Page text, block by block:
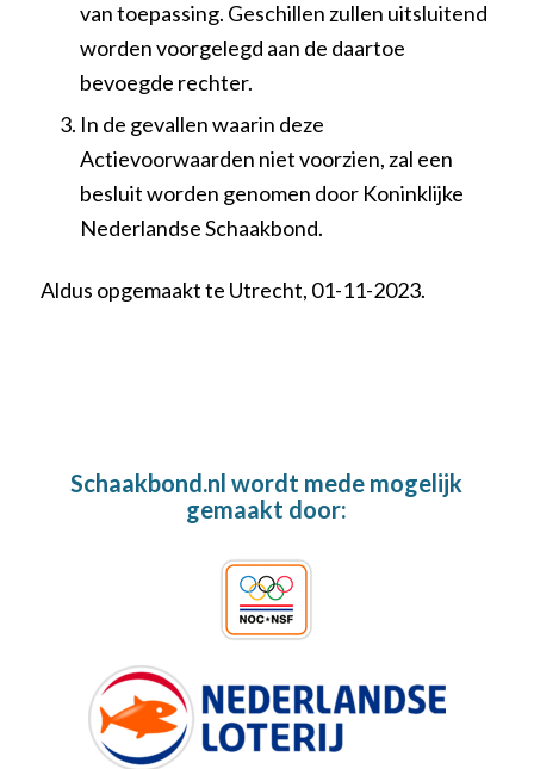
van toepassing. Geschillen zullen uitsluitend
worden voorgelegd aan de daartoe
bevoegde rechter.
In de gevallen waarin deze
Actievoorwaarden niet voorzien, zal een
besluit worden genomen door Koninklijke
Nederlandse Schaakbond.
Aldus opgemaakt te Utrecht, 01-11-2023.
Schaakbond.nl wordt mede mogelijk
gemaakt door: